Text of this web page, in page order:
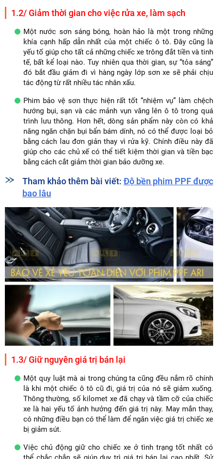
1.2/ Giảm thời gian cho việc rửa xe, làm sạch
Một nước sơn sáng bóng, hoàn hảo là một trong những
khía cạnh hấp dẫn nhất của một chiếc ô tô. Đây cũng là
yếu tố giúp cho tất cả những chiếc xe trông đắt tiền và tinh
tế, bất kể loại nào. Tuy nhiên qua thời gian, sự “tỏa sáng”
đó bắt đầu giảm đi vì hàng ngày lớp sơn xe sẽ phải chịu
tác động từ rất nhiều tác nhân xấu.
Phim bảo vệ sơn thực hiện rất tốt “nhiệm vụ” làm chệch
hướng bụi, sạn và các mảnh vụn văng lên ô tô trong quá
trình lưu thông. Hơn hết, dòng sản phẩm này còn có khả
năng ngăn chặn bụi bẩn bám dính, nó có thể được loại bỏ
bằng cách lau đơn giản thay vì rửa kỹ. Chính điều này đã
giúp cho các chủ xế có thể tiết kiệm thời gian và tiền bạc
bằng cách cắt giảm thời gian bảo dưỡng xe.
Tham khảo thêm bài viết: Độ bền phim PPF được
bao lâu
1.3/ Giữ nguyên giá trị bán lại
Một quy luật mà ai trong chúng ta cũng đều nắm rõ chính
là khi một chiếc ô tô cũ đi, giá trị của nó sẽ giảm xuống.
Thông thường, số kilomet xe đã chạy và tầm cỡ của chiếc
xe là hai yếu tố ảnh hưởng đến giá trị này. May mắn thay,
có những điều bạn có thể làm để ngăn việc giá trị chiếc xe
bị giảm sút.
Việc chủ động giữ cho chiếc xe ở tình trạng tốt nhất có